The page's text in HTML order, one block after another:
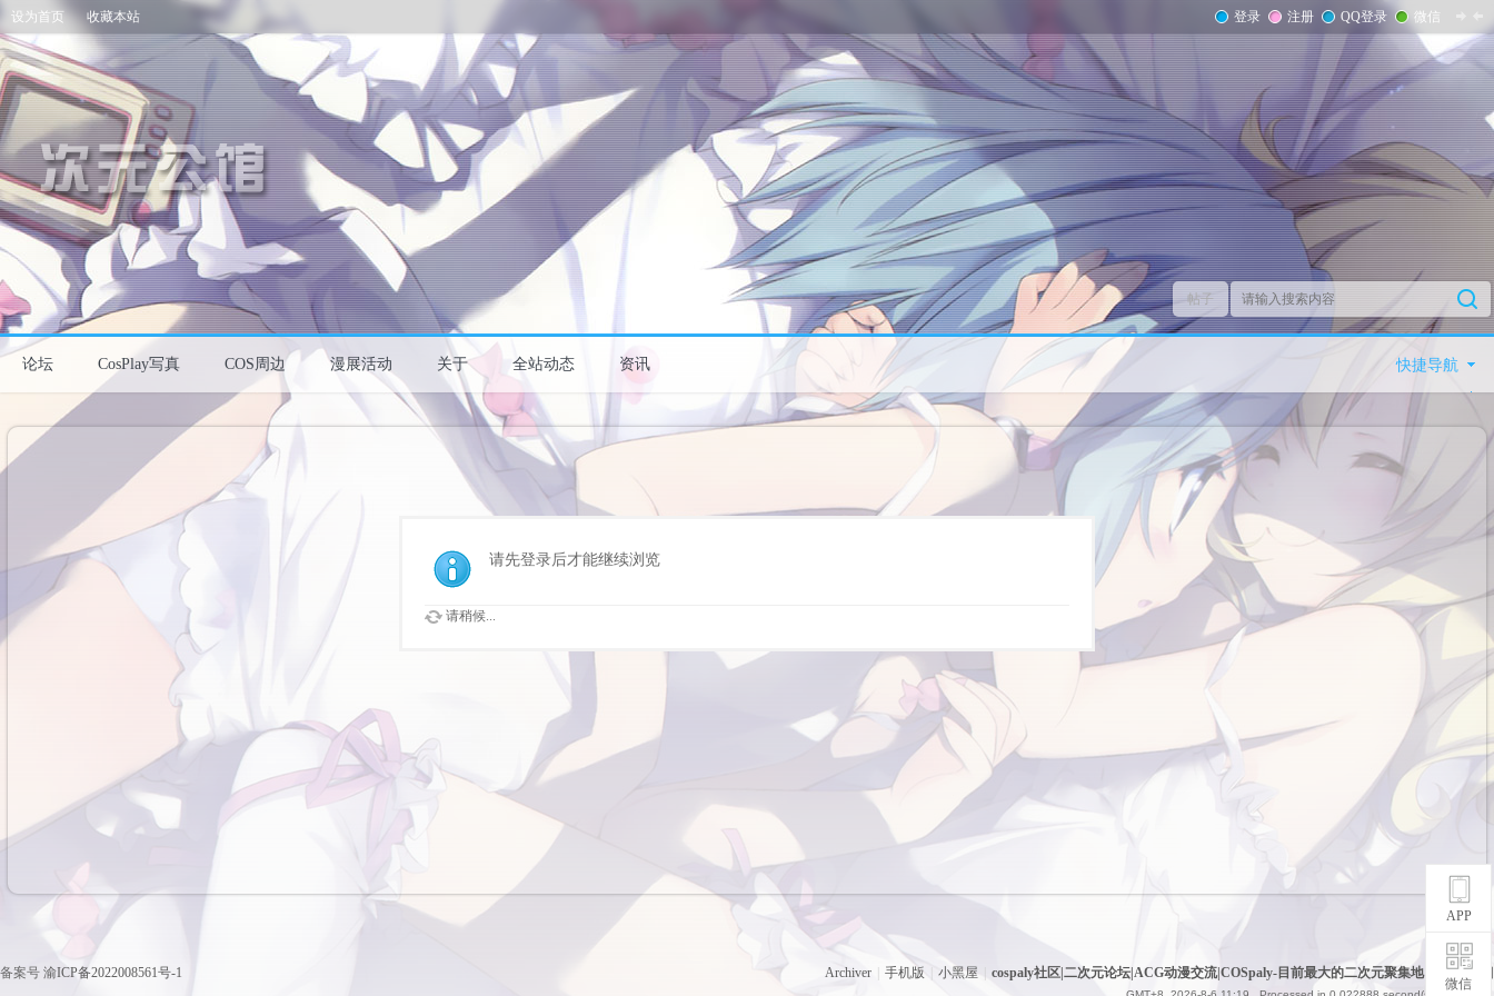
设为首页 收藏本站 登录 注册 QQ登录 微信
帖子
快捷导航
论坛 CosPlay写真 COS周边 漫展活动 关于 全站动态 资讯
请先登录后才能继续浏览
请稍候...
Archiver 手机版 小黑屋 cospaly社区|二次元论坛|ACG动漫交流|COSpaly-目前最大的二次元聚集地 网站地图
备案号 渝ICP备2022008561号-1
APP
微信